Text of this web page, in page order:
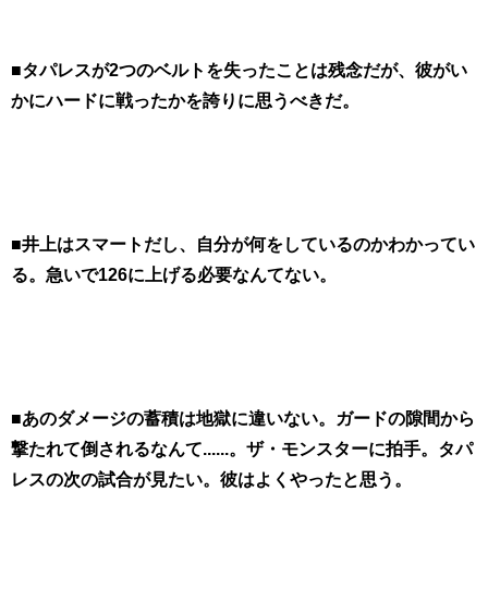
■タパレスが2つのベルトを失ったことは残念だが、彼がい
かにハードに戦ったかを誇りに思うべきだ。
■井上はスマートだし、自分が何をしているのかわかってい
る。急いで126に上げる必要なんてない。
■あのダメージの蓄積は地獄に違いない。ガードの隙間から
撃たれて倒されるなんて......。ザ・モンスターに拍手。タパ
レスの次の試合が見たい。彼はよくやったと思う。